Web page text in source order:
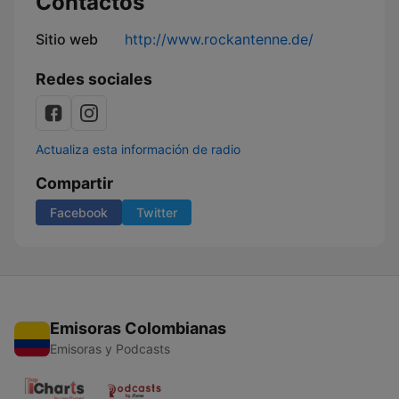
Late
Night
Show
Serum
Sitio web http://www.rockantenne.de/
Redes sociales
Actualiza esta información de radio
Compartir
Facebook Twitter
Emisoras Colombianas
Emisoras y Podcasts